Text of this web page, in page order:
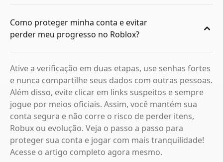
Como proteger minha conta e evitar
perder meu progresso no Roblox?
Ative a verificação em duas etapas, use senhas fortes
e nunca compartilhe seus dados com outras pessoas.
Além disso, evite clicar em links suspeitos e sempre
jogue por meios oficiais. Assim, você mantém sua
conta segura e não corre o risco de perder itens,
Robux ou evolução. Veja o passo a passo para
proteger sua conta e jogar com mais tranquilidade!
Acesse o artigo completo agora mesmo.